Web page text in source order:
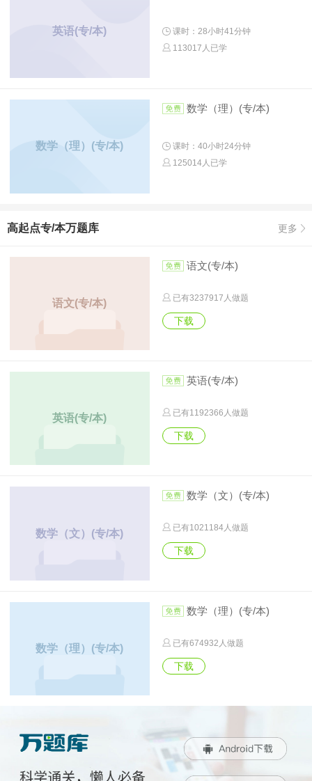
英语(专/本)
课时：28小时41分钟
113017人已学
数学（理）(专/本)
数学（理）(专/本)
课时：40小时24分钟
125014人已学
高起点专/本万题库 更多
语文(专/本)
语文(专/本)
已有3237917 人做题
下载
英语(专/本)
英语(专/本)
已有1192366 人做题
下载
数学（文）(专/本)
数学（文）(专/本)
已有1021184人做题
下载
数学（理）(专/本)
数学（理）(专/本)
已有674932 人做题
下载